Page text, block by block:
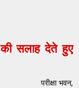
सलाह देते हुए
परीक्षा भवन,